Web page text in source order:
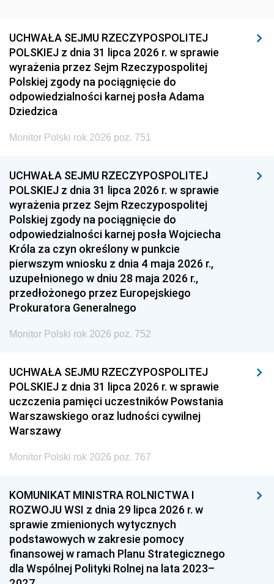
UCHWAŁA SEJMU RZECZYPOSPOLITEJ
POLSKIEJ z dnia 31 lipca 2026 r. w sprawie
wyrażenia przez Sejm Rzeczypospolitej
Polskiej zgody na pociągnięcie do
odpowiedzialności karnej posła Adama
Dziedzica
Monitor Polski rok 2026 poz. 751
UCHWAŁA SEJMU RZECZYPOSPOLITEJ
POLSKIEJ z dnia 31 lipca 2026 r. w sprawie
wyrażenia przez Sejm Rzeczypospolitej
Polskiej zgody na pociągnięcie do
odpowiedzialności karnej posła Wojciecha
Króla za czyn określony w punkcie
pierwszym wniosku z dnia 4 maja 2026 r.,
uzupełnionego w dniu 28 maja 2026 r.,
przedłożonego przez Europejskiego
Prokuratora Generalnego
Monitor Polski rok 2026 poz. 752
UCHWAŁA SEJMU RZECZYPOSPOLITEJ
POLSKIEJ z dnia 31 lipca 2026 r. w sprawie
uczczenia pamięci uczestników Powstania
Warszawskiego oraz ludności cywilnej
Warszawy
Monitor Polski rok 2026 poz. 767
KOMUNIKAT MINISTRA ROLNICTWA I
ROZWOJU WSI z dnia 29 lipca 2026 r. w
sprawie zmienionych wytycznych
podstawowych w zakresie pomocy
finansowej w ramach Planu Strategicznego
dla Wspólnej Polityki Rolnej na lata 2023–